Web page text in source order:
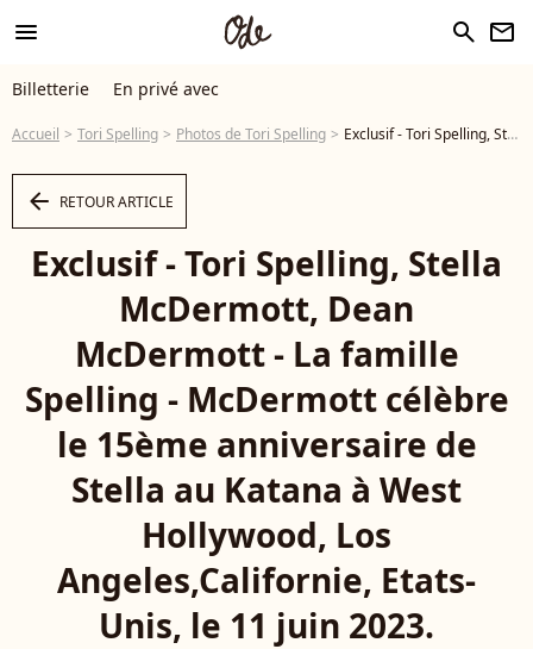
menu search newsletter
Billetterie En privé avec
Accueil Tori Spelling Photos de Tori Spelling Exclusif - Tori Spelling, Stella McDermott, Dean McDermott - La famille Spelling - McDermott célèbre le 15ème anniversaire de Stella au Katana à West Hollywood, Los Angeles,Californie, Etats-Unis, le 11 juin 2023.
arrow_left RETOUR ARTICLE
Exclusif - Tori Spelling, Stella
McDermott, Dean
McDermott - La famille
Spelling - McDermott célèbre
le 15ème anniversaire de
Stella au Katana à West
Hollywood, Los
Angeles,Californie, Etats-
Unis, le 11 juin 2023.